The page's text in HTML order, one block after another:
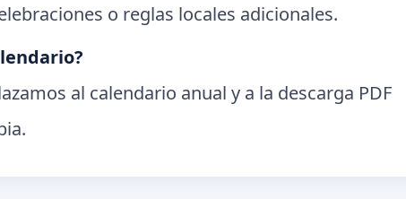
o reglas locales adicionales.
al calendario anual y a la descarga PDF